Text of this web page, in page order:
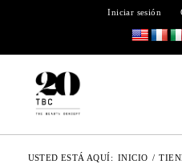
Iniciar sesión
USTED ESTÁ AQUÍ: INICIO /